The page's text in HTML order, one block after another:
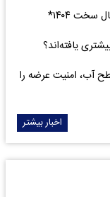
یافته‌اند؟
آب، امنیت عرضه را
اخبار بیشتر